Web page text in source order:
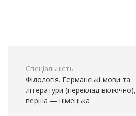
Спеціальність
Філологія. Германські мови та
літератури (переклад включно),
перша — німецька